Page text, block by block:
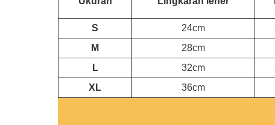
S
24cm
M
28cm
L
32cm
XL
36cm